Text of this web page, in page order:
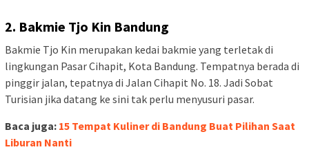
1. Rama Ramen Cihapit
Kedai ramen Jepang ini berlokasi di Jalan Cihapit No.32,
Kecamatan Bandung Wetan, Kota Bandung. Posisinya berada di
Mulai pukul 10.00 WIB sampai dengan pukul 18.00 WIB.